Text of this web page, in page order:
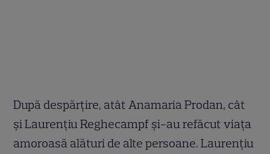
După despărțire, atât Anamaria Prodan, cât
și Laurențiu Reghecampf și-au refăcut viața
amoroasă alături de alte persoane. Laurențiu